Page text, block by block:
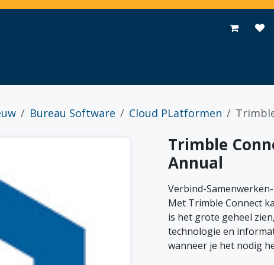
Contact
Bureau Software Cloud PLatformen
Trimble
Annual
Verbind-
Met Trimble Connect
is het grote geheel
technologie en
wanneer je het nodig